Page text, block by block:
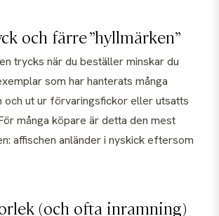
och färre ”hyllmärken”
trycks när du beställer minskar du
som har hanterats många
och ut ur förvaringsfickor eller utsatts
många köpare är detta den mest
affischen anländer i nyskick eftersom
(och ofta inramning)